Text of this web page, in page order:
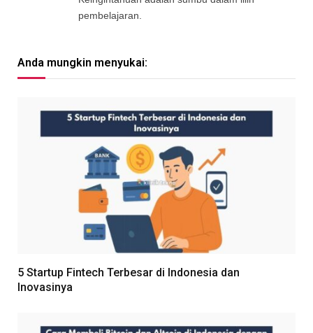
pembelajaran.
Anda mungkin menyukai:
5 Startup Fintech Terbesar di Indonesia dan
Inovasinya